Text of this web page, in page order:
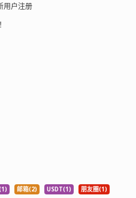
用户注册
邮箱(2) USDT(1)
朋友圈(1)